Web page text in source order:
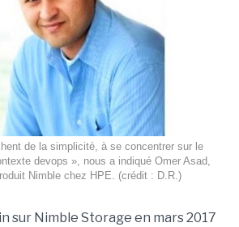
de la simplicité, à se concentrer sur le
devops », nous a indiqué Omer Asad,
Nimble chez HPE. (crédit : D.R.)
sur Nimble Storage en mars 2017